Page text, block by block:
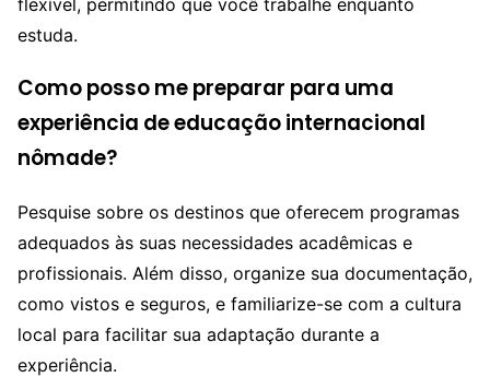
flexível, permitindo que você trabalhe enquanto
estuda.
Como posso me preparar para uma
experiência de educação internacional
nômade?
Pesquise sobre os destinos que oferecem programas
adequados às suas necessidades acadêmicas e
profissionais. Além disso, organize sua documentação,
como vistos e seguros, e familiarize-se com a cultura
local para facilitar sua adaptação durante a
experiência.